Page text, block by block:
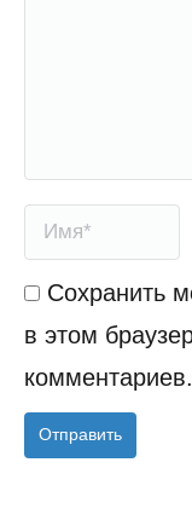
Имя *
Сохранить
в этом
комментариев.
Отправить